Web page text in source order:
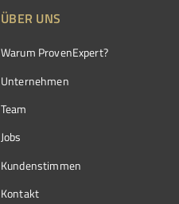
ÜBER UNS
Warum ProvenExpert?
Unternehmen
Team
Jobs
Kundenstimmen
Kontakt